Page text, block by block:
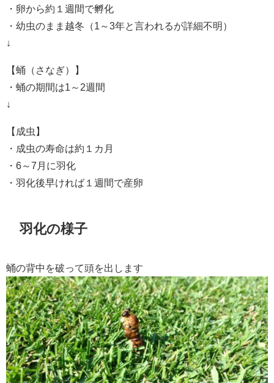
・卵から約１週間で孵化
・幼虫のまま越冬（1～3年と言われるが詳細不明）
↓
【蛹（さなぎ）】
・蛹の期間は1～2週間
↓
【成虫】
・成虫の寿命は約１カ月
・6～7月に羽化
・羽化後早ければ１週間で産卵
羽化の様子
蛹の背中を破って頭を出します